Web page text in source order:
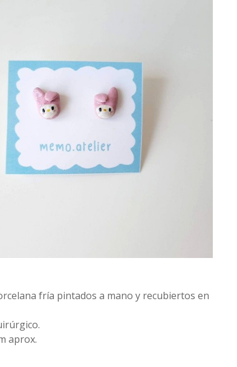
fría pintados a mano y recubiertos en
aprox.